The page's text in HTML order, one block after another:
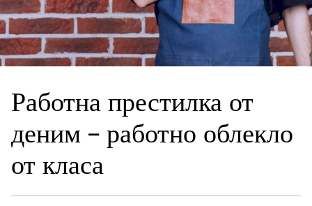
Работна престилка от
деним – работно облекло
от класа